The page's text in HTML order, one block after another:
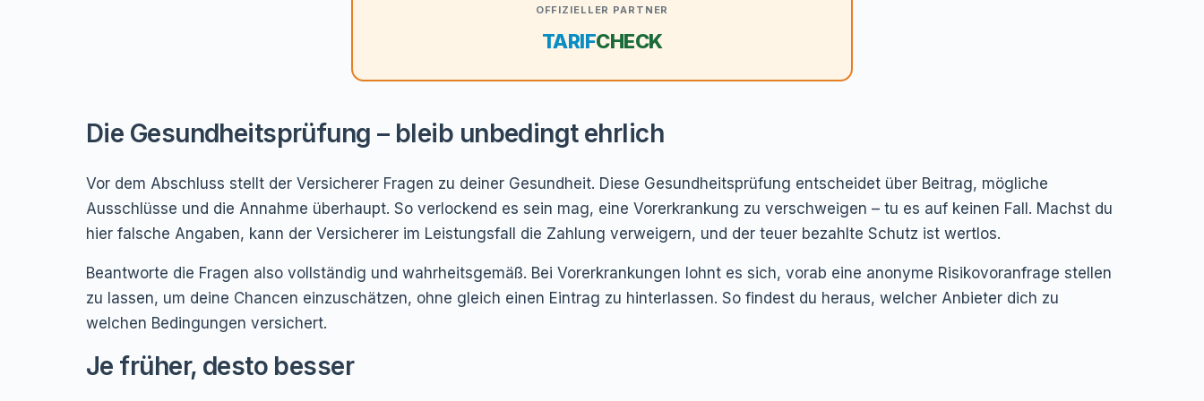
OFFIZIELLER PARTNER
TARIFCHECK
Die Gesundheitsprüfung – bleib unbedingt ehrlich
Vor dem Abschluss stellt der Versicherer Fragen zu deiner Gesundheit. Diese Gesundheitsprüfung entscheidet über Beitrag, mögliche
Ausschlüsse und die Annahme überhaupt. So verlockend es sein mag, eine Vorerkrankung zu verschweigen – tu es auf keinen Fall. Machst du
hier falsche Angaben, kann der Versicherer im Leistungsfall die Zahlung verweigern, und der teuer bezahlte Schutz ist wertlos.
Beantworte die Fragen also vollständig und wahrheitsgemäß. Bei Vorerkrankungen lohnt es sich, vorab eine anonyme Risikovoranfrage stellen
zu lassen, um deine Chancen einzuschätzen, ohne gleich einen Eintrag zu hinterlassen. So findest du heraus, welcher Anbieter dich zu
welchen Bedingungen versichert.
Je früher, desto besser